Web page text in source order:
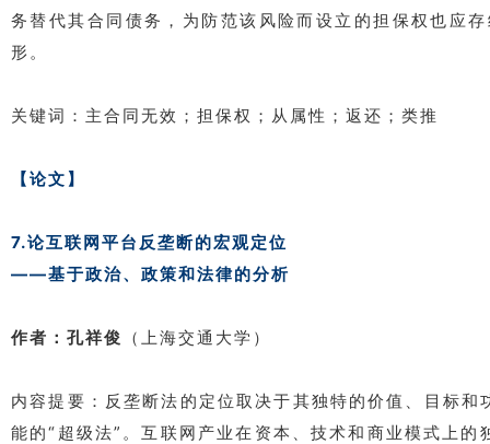
务替代其合同债务，为防范该风险而设立的担保权也应
形。
关键词：主合同无效；担保权；从属性；返还；类推
【论文】
7.论互联网平台反垄断的宏观定位
——基于政治、政策和法律的分析
作者：孔祥俊 （上海交通大学）
内容提要：反垄断法的定位取决于其独特的价值、目标
能的“超级法”。互联网产业在资本、技术和商业模式上